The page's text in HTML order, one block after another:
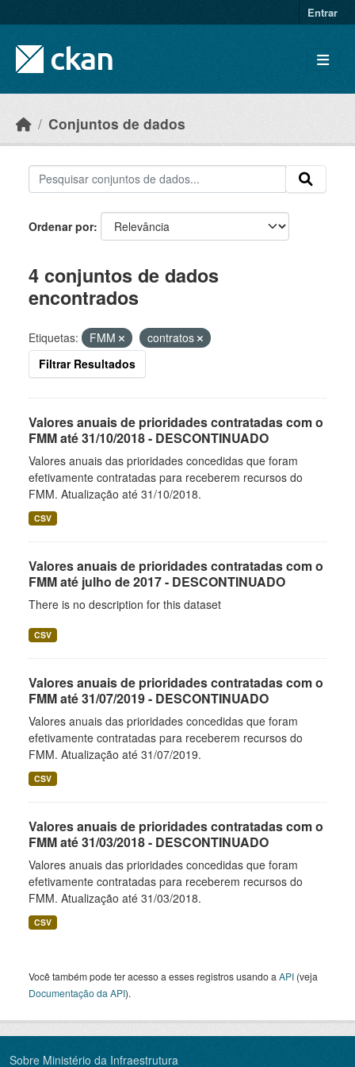
Entrar
Conjuntos de dados
Ordenar por
4 conjuntos de dados
encontrados
Etiquetas: FMM
contratos
Filtrar Resultados
Valores anuais de prioridades contratadas com o
FMM até 31/10/2018 - DESCONTINUADO
Valores anuais das prioridades concedidas que foram
efetivamente contratadas para receberem recursos do
FMM. Atualização até 31/10/2018.
CSV
Valores anuais de prioridades contratadas com o
FMM até julho de 2017 - DESCONTINUADO
There is no description for this dataset
CSV
Valores anuais de prioridades contratadas com o
FMM até 31/07/2019 - DESCONTINUADO
Valores anuais das prioridades concedidas que foram
efetivamente contratadas para receberem recursos do
FMM. Atualização até 31/07/2019.
CSV
Valores anuais de prioridades contratadas com o
FMM até 31/03/2018 - DESCONTINUADO
Valores anuais das prioridades concedidas que foram
efetivamente contratadas para receberem recursos do
FMM. Atualização até 31/03/2018.
CSV
Você também pode ter acesso a esses registros usando a API (veja
Documentação da API).
Sobre Ministério da Infraestrutura